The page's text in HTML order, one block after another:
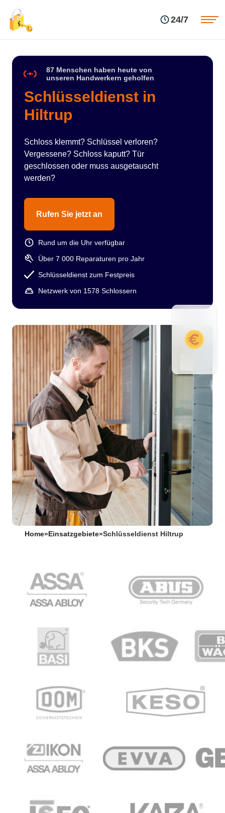
24/7
87 Menschen haben heute von
unseren Handwerkern geholfen
Schlüsseldienst in
Hiltrup
Schloss klemmt? Schlüssel verloren?
Vergessene? Schloss kaputt? Tür
geschlossen oder muss ausgetauscht
werden?
Rufen Sie jetzt an
Rund um die Uhr verfügbar
Über 7 000 Reparaturen pro Jahr
Schlüsseldienst zum Festpreis
Netzwerk von 1578 Schlossern
Home» Einsatzgebiete»Schlüsseldienst Hiltrup